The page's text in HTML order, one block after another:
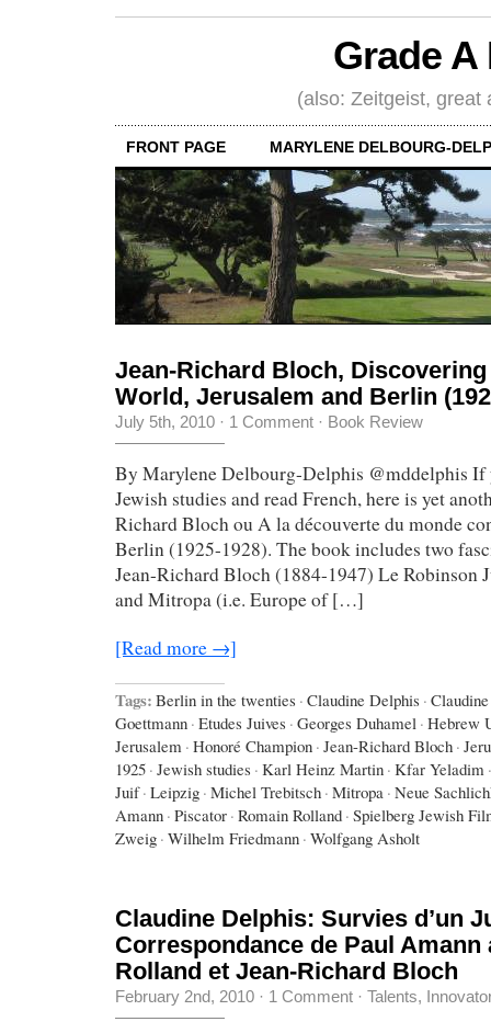
Grade
(also: Zeitgeist, great
FRONT PAGE MARYLENE DELBOURG-
Jean-Richard Bloch,
World, Jerusalem and Berlin
July 5th, 2010 · 1 Comment · Book Review
By Marylene Delbourg-Delphis @mddelphis If
Jewish studies and read French, here is yet
Richard Bloch ou A la découverte du monde
Berlin (1925-1928). The book includes two
Jean-Richard Bloch (1884-1947) Le Robinson
and Mitropa (i.e. Europe of […]
[Read more →]
Tags: Berlin in the twenties · Claudine Delphis ·
Goettmann · Etudes Juives · Georges Duhamel · Hebrew
Jerusalem · Honoré Champion · Jean-Richard Bloch ·
1925 · Jewish studies · Karl Heinz Martin · Kfar Yeladim ·
Juif · Leipzig · Michel Trebitsch · Mitropa · Neue
Amann · Piscator · Romain Rolland · Spielberg Jewish
Zweig · Wilhelm Friedmann · Wolfgang Asholt
Claudine Delphis: Survies d’un
Correspondance de Paul Amann
Rolland et Jean-Richard Bloch
February 2nd, 2010 · 1 Comment · Talents,